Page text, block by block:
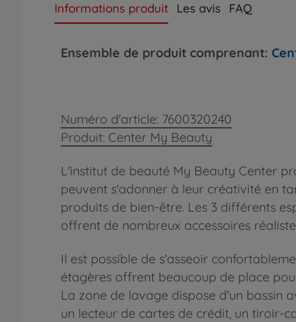
Informations produit Les avis FAQ
Ensemble de produit comprenant:
Numéro d'article: 7600320240
Produit: Center My Beauty
L'institut de beauté My Beauty Center
peuvent s'adonner à leur créativité en
produits de bien-être. Les 3 différents
offrent de nombreux accessoires
Il est possible de s'asseoir
étagères offrent beaucoup de place
La zone de lavage dispose d'un bassin
un lecteur de cartes de crédit, un tiroir-